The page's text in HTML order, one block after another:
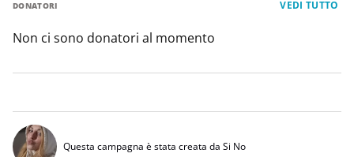
DONATORI VEDI TUTTO
Non ci sono donatori al momento
Questa campagna è stata creata da Si No